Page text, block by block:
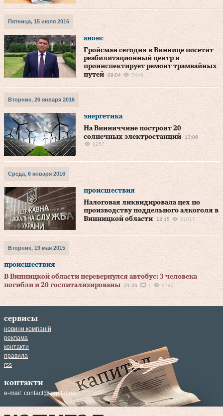
Пятница, 15 июля 2016
анонс
Гройсман сегодня в Виннице посетит
реабилитационный центр и
проинспектирует ремонт трамвайных
путей
09:04 7446
Вторник, 26 января 2016
энергетика
На Винниччине построят 20
солнечных электростанций
13:06
8257
Среда, 6 января 2016
происшествия
Налоговая ликвидировала цех по
производству поддельного алкоголя в
Винницкой области
12:15 21017
Вторник, 19 мая 2015
происшествия
В Винницкой области перевернулся автобус: 3 человека
погибли и 20 госпитализированы
21:26 1 9743
сервисы
новини компаній
реклама
контакти
правила
rss
контакти
e-mail: contact@capital.ua